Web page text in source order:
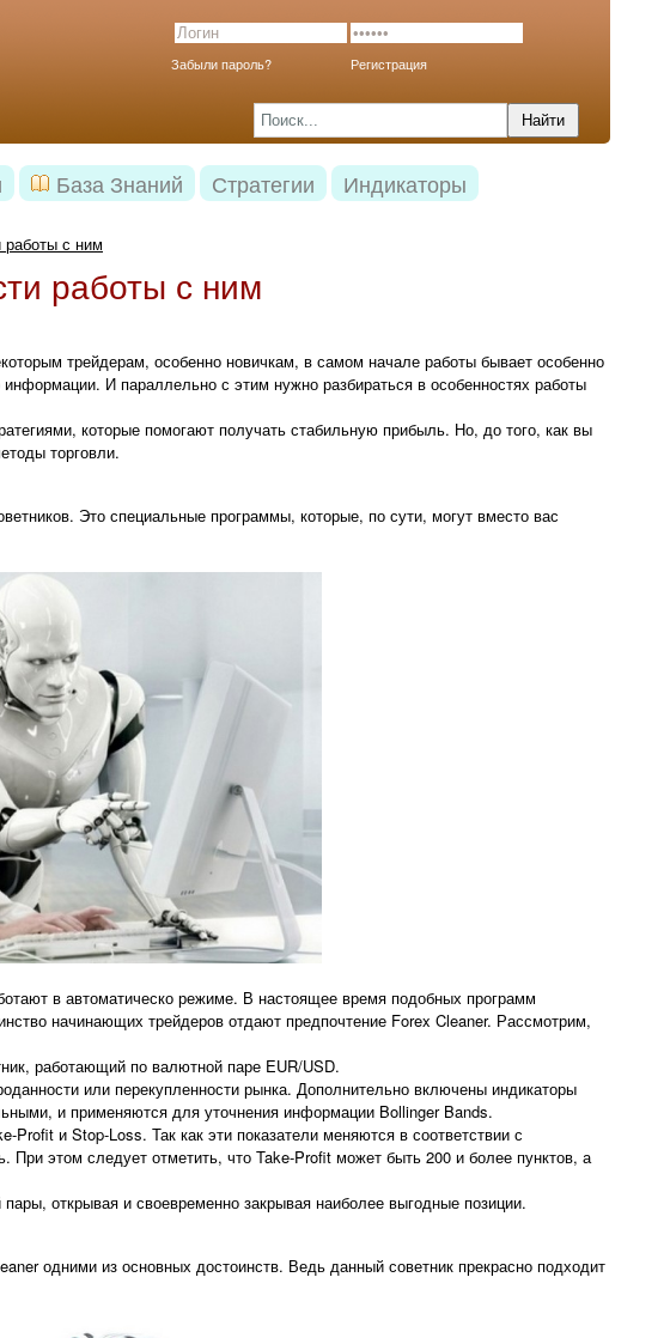
Забыли пароль? Регистрация
База Знаний Стратегии Индикаторы
работы с ним
работы с ним
трейдерам, особенно новичкам, в самом начале работы бывает особенно
И параллельно с этим нужно разбираться в особенностях работы
которые помогают получать стабильную прибыль. Но, до того, как вы
торговли.
Это специальные программы, которые, по сути, могут вместо вас
в автоматическо режиме. В настоящее время подобных программ
начинающих трейдеров отдают предпочтение Forex Cleaner. Рассмотрим,
работающий по валютной паре EUR/USD.
или перекупленности рынка. Дополнительно включены индикаторы
и применяются для уточнения информации Bollinger Bands.
Profit и Stop-Loss. Так как эти показатели меняются в соответствии с
этом следует отметить, что Take-Profit может быть 200 и более пунктов, а
открывая и своевременно закрывая наиболее выгодные позиции.
одними из основных достоинств. Ведь данный советник прекрасно подходит